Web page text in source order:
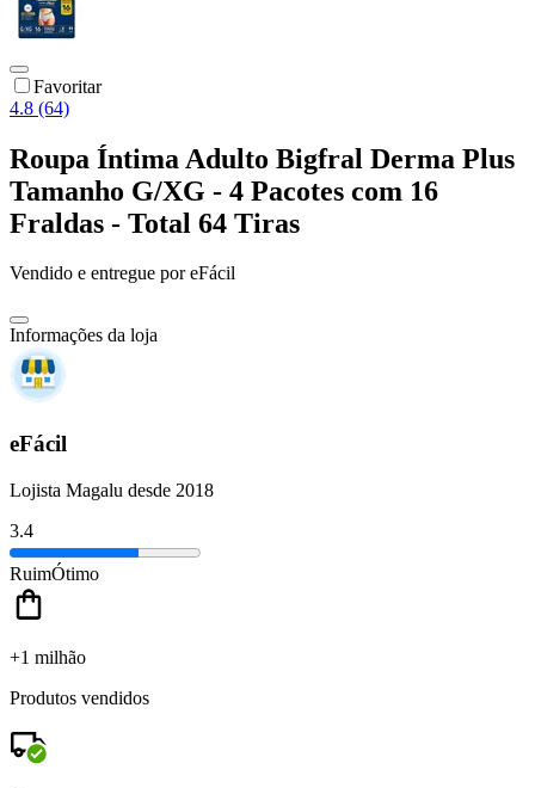
Favoritar
4.8 (64)
Roupa Íntima Adulto Bigfral Derma Plus
Tamanho G/XG - 4 Pacotes com 16
Fraldas - Total 64 Tiras
Vendido e entregue por eFácil
Informações da loja
eFácil
Lojista Magalu desde 2018
3.4
RuimÓtimo
+1 milhão
Produtos vendidos